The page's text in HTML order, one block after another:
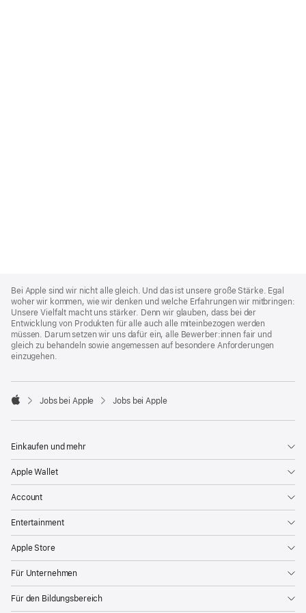
Footer
Bei Apple sind wir nicht alle gleich. Und das ist unsere große Stärke. Egal
woher wir kommen, wie wir denken und welche Erfahrungen wir mitbringen:
Unsere Vielfalt macht uns stärker. Denn wir glauben, dass bei der
Entwicklung von Produkten für alle auch alle miteinbezogen werden
müssen. Darum setzen wir uns dafür ein, alle Bewerber:innen fair und
gleich zu behandeln sowie angemessen auf besondere Anforderungen
einzugehen.

Jobs bei Apple Jobs bei Apple
Einkaufen und mehr
Apple Wallet
Account
Entertainment
Apple Store
Für Unternehmen
Für den Bildungsbereich